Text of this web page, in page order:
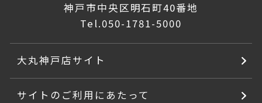
神戸市中央区明石町40番地
Tel.050-1781-5000
大丸神戸店サイト
サイトのご利用にあたって